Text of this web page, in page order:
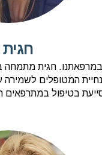
במרפאתנו. חגית מתמחה
המטופלים לשמירה
בטיפול במתרפאים